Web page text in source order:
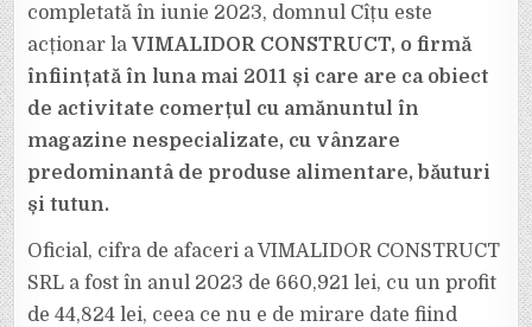
completată în iunie 2023, domnul Cîțu este
acționar laVIMALIDOR CONSTRUCT, o firmă
înființată în luna mai 2011 și care are ca obiect
de activitate comerțul cu amănuntul în
magazine nespecializate, cu vânzare
predominantâ de produse alimentare, băuturi
și tutun.
Oficial, cifra de afaceri a VIMALIDOR CONSTRUCT
SRL a fost în anul 2023 de 660,921 lei, cu un profit
de 44,824 lei, ceea ce nu e de mirare date fiind